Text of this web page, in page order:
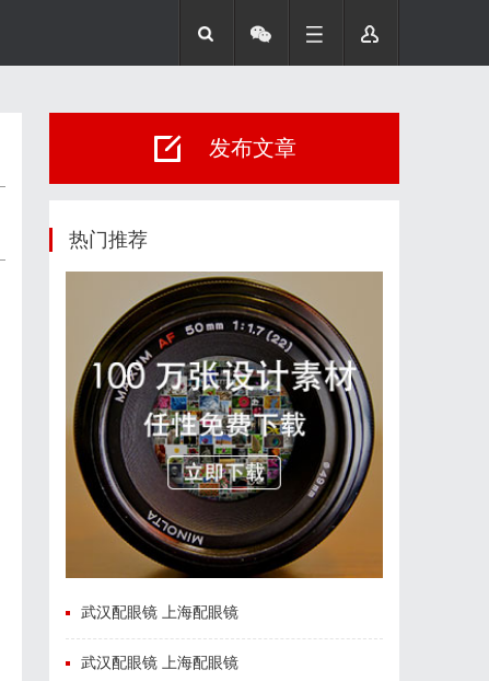
发布文章
热门推荐
武汉配眼镜 上海配眼镜
武汉配眼镜 上海配眼镜